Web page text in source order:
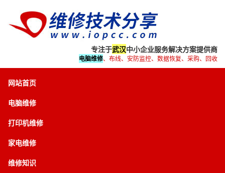
专注于武汉中小企业服务解决方案提供商
电脑维修、布线、安防监控、数据恢复、采购、回收
网站首页
电脑维修
打印机维修
家电维修
维修知识